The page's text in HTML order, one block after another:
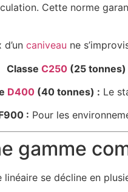
Cette norme
caniveau ne
Classe C250 (25 tonnes)
D400(40 tonnes) : Le
: Pour les
gamme
linéaire se décline en